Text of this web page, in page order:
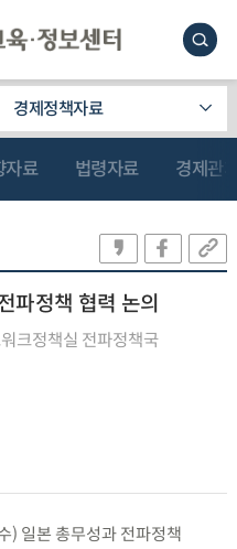
경제정책자료
자료 법령자료 경제관
파정책 협력 논의
크정책실 전파정책국
) 일본 총무성과 전파정책